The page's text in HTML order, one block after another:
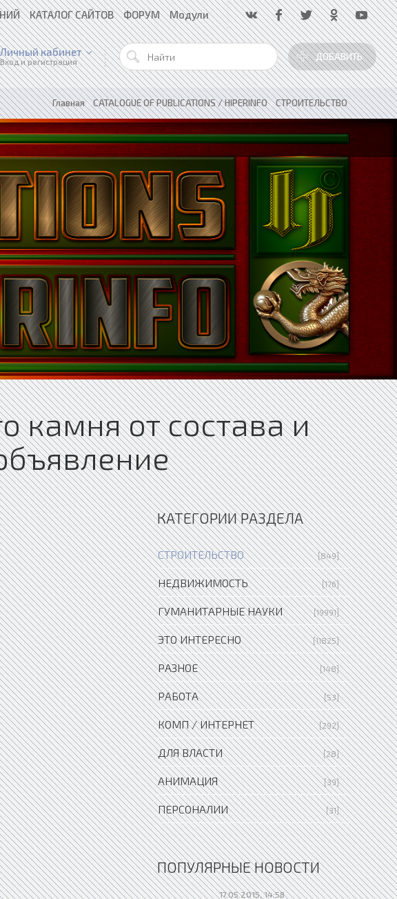
КАТАЛОГ САЙТОВ ФОРУМ Модули
ДОБАВИТЬ
Личный кабинет
Вход и регистрация
Главная»CATALOGUE OF PUBLICATIONS / HIPERINFO»СТРОИТЕЛЬСТВО
камня от состава и
КАТЕГОРИИ РАЗДЕЛА
СТРОИТЕЛЬСТВО [849]
НЕДВИЖИМОСТЬ [176]
ГУМАНИТАРНЫЕ НАУКИ [19991]
ЭТО ИНТЕРЕСНО [11825]
РАЗНОЕ [148]
РАБОТА [53]
КОМП / ИНТЕРНЕТ [292]
ДЛЯ ВЛАСТИ [28]
АНИМАЦИЯ [39]
ПЕРСОНАЛИИ [31]
ПОПУЛЯРНЫЕ НОВОСТИ
17.05.2015, 14:58